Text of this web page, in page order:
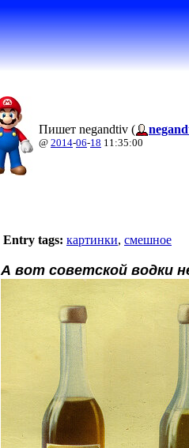
Пишет negandtiv (
@ 2014-06-18 11:35:00
Entry tags: картинки, смешное
А вот советской водки